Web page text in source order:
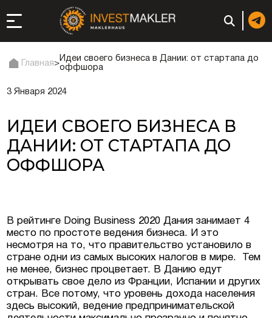
к долгосрочному
и
регистрация или
компании
в ОАЭ | Открыть
Люксембурге
Главная>
Идеи своего бизнеса в Дании: от стартапа до
оффшора
3 Января 2024
ИДЕИ СВОЕГО БИЗНЕСА В
ДАНИИ: ОТ СТАРТАПА ДО
ОФФШОРА
В рейтинге Doing Business 2020 Дания занимает 4
место по простоте ведения бизнеса. И это
несмотря на то, что правительство установило в
стране одни из самых высоких налогов в мире. Тем
не менее, бизнес процветает. В Данию едут
открывать свое дело из Франции, Испании и других
стран. Все потому, что уровень дохода населения
здесь высокий, ведение предпринимательской